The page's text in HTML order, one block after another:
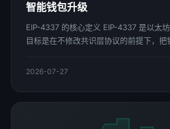
智能钱包升级
EIP-4337 的核心定义 EIP-4337 是以太坊
目标是在不修改共识层协议的前提下，把
2026-07-27